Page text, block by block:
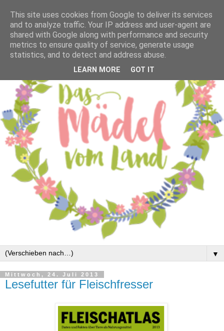
▼
Mittwoch, 24. Juli 2013
Lesefutter für Fleischfresser
This site uses cookies from Google to deliver its services
and to analyze traffic. Your IP address and user-agent are
shared with Google along with performance and security
metrics to ensure quality of service, generate usage
statistics, and to detect and address abuse.
LEARN MORE GOT IT